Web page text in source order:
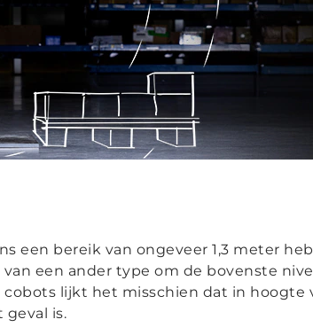
een bereik van ongeveer 1,3 meter
een ander type om de bovenste
lijkt het misschien dat in hoogte
geval is.